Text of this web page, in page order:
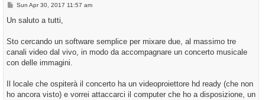
P
s
Sun Apr 30, 2017 11:57 am
Un saluto a tutti,
Sto cercando un software semplice per mixare due, al massimo tre
canali video dal vivo, in modo da accompagnare un concerto musicale
con delle immagini.
Il locale che ospiterà il concerto ha un videoproiettore hd ready (che non
ho ancora visto) e vorrei attaccarci il computer che ho a disposizione, un